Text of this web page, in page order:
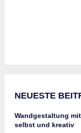
NEUESTE
Wandgestaltung
selbst und kreativ